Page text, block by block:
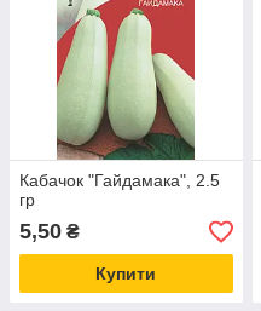
Кабачок "Гайдамака", 2.5
гр
5,50 ₴
Купити